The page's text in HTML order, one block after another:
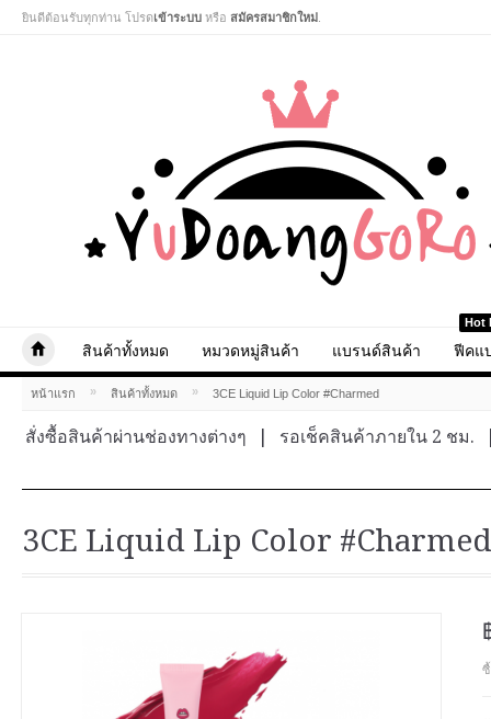
ยินดีต้อนรับทุกท่าน โปรดเข้าระบบ หรือ สมัครสมาชิกใหม่
สินค้าทั้งหมด หมวดหมู่สินค้า แบรนด์สินค้า
Hot
ฟีคแ
หน้าแรก » สินค้าทั้งหมด » 3CE Liquid Lip Color #Charmed
สั่งซื้อสินค้าผ่านช่องทางต่างๆ รอเช็คสินค้าภายใน 2 ชม.
3CE Liquid Lip Color #Charmed